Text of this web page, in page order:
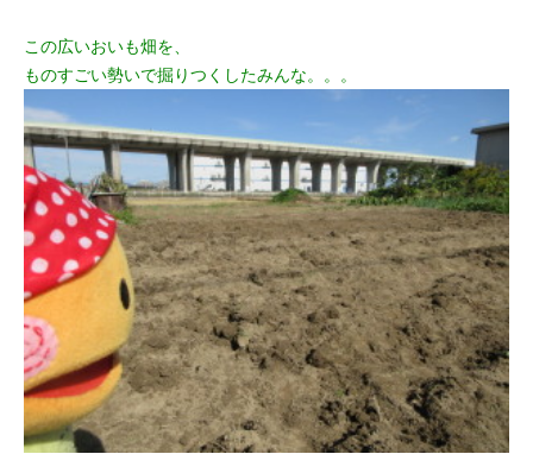
この広いおいも畑を、
ものすごい勢いで掘りつくしたみんな。。。